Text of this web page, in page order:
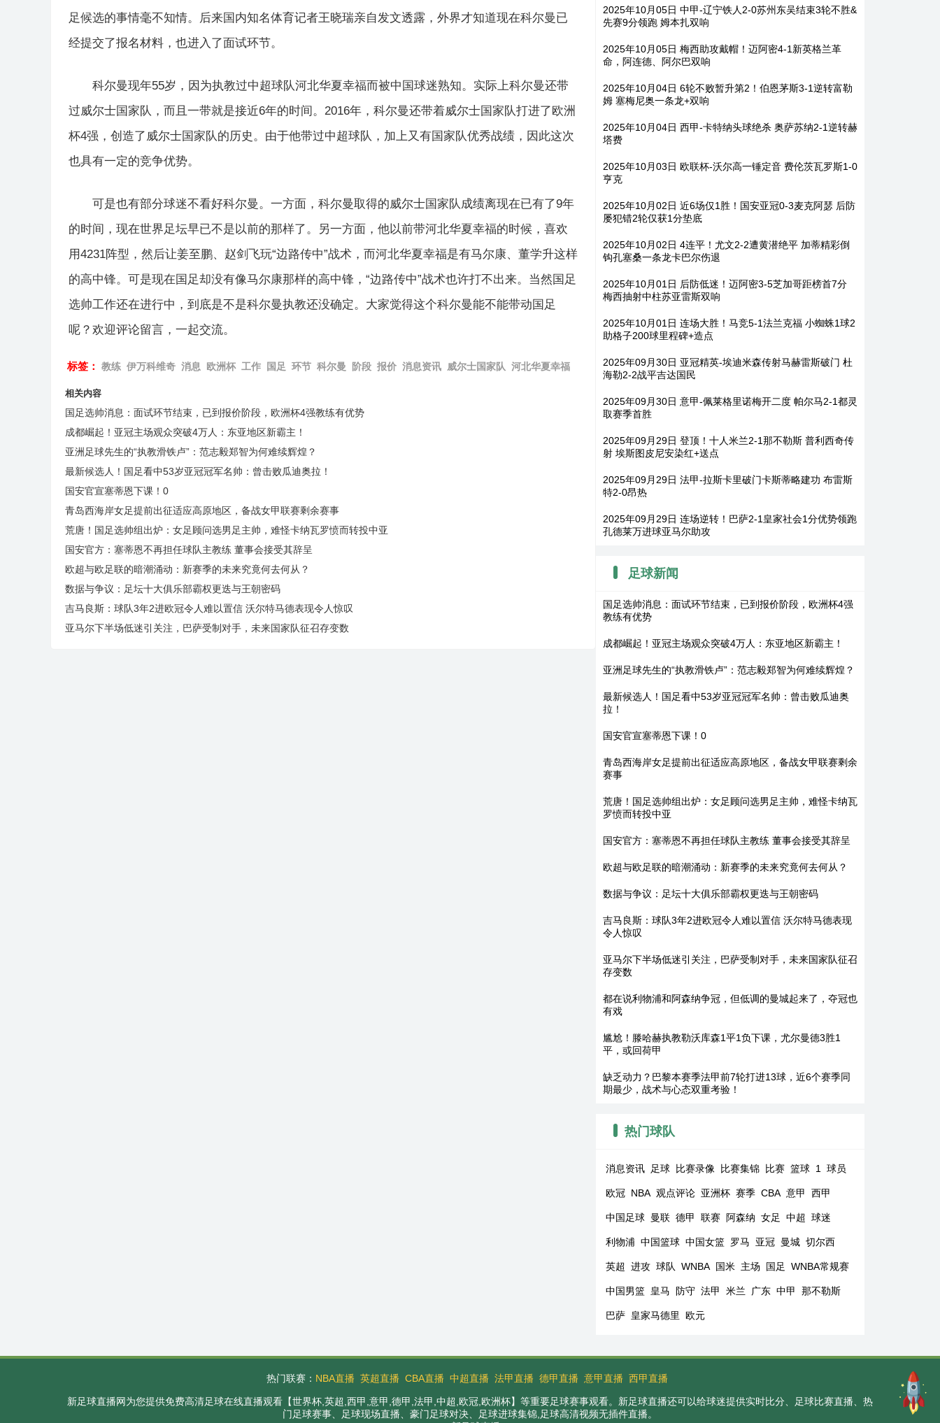
足候选的事情毫不知情。后来国内知名体育记者王晓瑞亲自发文透露，外界才知道现在科尔曼已
经提交了报名材料，也进入了面试环节。
科尔曼现年55岁，因为执教过中超球队河北华夏幸福而被中国球迷熟知。实际上科尔曼还带
过威尔士国家队，而且一带就是接近6年的时间。2016年，科尔曼还带着威尔士国家队打进了欧洲
杯4强，创造了威尔士国家队的历史。由于他带过中超球队，加上又有国家队优秀战绩，因此这次
也具有一定的竞争优势。
可是也有部分球迷不看好科尔曼。一方面，科尔曼取得的威尔士国家队成绩离现在已有了9年
的时间，现在世界足坛早已不是以前的那样了。另一方面，他以前带河北华夏幸福的时候，喜欢
用4231阵型，然后让姜至鹏、赵剑飞玩“边路传中”战术，而河北华夏幸福是有马尔康、董学升这样
的高中锋。可是现在国足却没有像马尔康那样的高中锋，“边路传中”战术也许打不出来。当然国足
选帅工作还在进行中，到底是不是科尔曼执教还没确定。大家觉得这个科尔曼能不能带动国足
呢？欢迎评论留言，一起交流。
标签： 教练 伊万科维奇 消息 欧洲杯 工作 国足 环节 科尔曼 阶段 报价 消息资讯 威尔士国家队 河北华夏幸福
相关内容
国足选帅消息：面试环节结束，已到报价阶段，欧洲杯4强教练有优势
成都崛起！亚冠主场观众突破4万人：东亚地区新霸主！
亚洲足球先生的“执教滑铁卢”：范志毅郑智为何难续辉煌？
最新候选人！国足看中53岁亚冠冠军名帅：曾击败瓜迪奥拉！
国安官宣塞蒂恩下课！0
青岛西海岸女足提前出征适应高原地区，备战女甲联赛剩余赛事
荒唐！国足选帅组出炉：女足顾问选男足主帅，难怪卡纳瓦罗愤而转投中亚
国安官方：塞蒂恩不再担任球队主教练 董事会接受其辞呈
欧超与欧足联的暗潮涌动：新赛季的未来究竟何去何从？
数据与争议：足坛十大俱乐部霸权更迭与王朝密码
吉马良斯：球队3年2进欧冠令人难以置信 沃尔特马德表现令人惊叹
亚马尔下半场低迷引关注，巴萨受制对手，未来国家队征召存变数
2025年10月05日 中甲-辽宁铁人2-0苏州东吴结束3轮不胜&
先赛9分领跑 姆本扎双响
2025年10月05日 梅西助攻戴帽！迈阿密4-1新英格兰革
命，阿连德、阿尔巴双响
2025年10月04日 6轮不败暂升第2！伯恩茅斯3-1逆转富勒
姆 塞梅尼奥一条龙+双响
2025年10月04日 西甲-卡特纳头球绝杀 奥萨苏纳2-1逆转赫
塔费
2025年10月03日 欧联杯-沃尔高一锤定音 费伦茨瓦罗斯1-0
亨克
2025年10月02日 近6场仅1胜！国安亚冠0-3麦克阿瑟 后防
屡犯错2轮仅获1分垫底
2025年10月02日 4连平！尤文2-2遭黄潜绝平 加蒂精彩倒
钩孔塞桑一条龙卡巴尔伤退
2025年10月01日 后防低迷！迈阿密3-5芝加哥距榜首7分
梅西抽射中柱苏亚雷斯双响
2025年10月01日 连场大胜！马竞5-1法兰克福 小蜘蛛1球2
助格子200球里程碑+造点
2025年09月30日 亚冠精英-埃迪米森传射马赫雷斯破门 杜
海勒2-2战平吉达国民
2025年09月30日 意甲-佩莱格里诺梅开二度 帕尔马2-1都灵
取赛季首胜
2025年09月29日 登顶！十人米兰2-1那不勒斯 普利西奇传
射 埃斯图皮尼安染红+送点
2025年09月29日 法甲-拉斯卡里破门卡斯蒂略建功 布雷斯
特2-0昂热
2025年09月29日 连场逆转！巴萨2-1皇家社会1分优势领跑
孔德莱万进球亚马尔助攻
足球新闻
国足选帅消息：面试环节结束，已到报价阶段，欧洲杯4强
教练有优势
成都崛起！亚冠主场观众突破4万人：东亚地区新霸主！
亚洲足球先生的“执教滑铁卢”：范志毅郑智为何难续辉煌？
最新候选人！国足看中53岁亚冠冠军名帅：曾击败瓜迪奥
拉！
国安官宣塞蒂恩下课！0
青岛西海岸女足提前出征适应高原地区，备战女甲联赛剩余
赛事
荒唐！国足选帅组出炉：女足顾问选男足主帅，难怪卡纳瓦
罗愤而转投中亚
国安官方：塞蒂恩不再担任球队主教练 董事会接受其辞呈
欧超与欧足联的暗潮涌动：新赛季的未来究竟何去何从？
数据与争议：足坛十大俱乐部霸权更迭与王朝密码
吉马良斯：球队3年2进欧冠令人难以置信 沃尔特马德表现
令人惊叹
亚马尔下半场低迷引关注，巴萨受制对手，未来国家队征召
存变数
都在说利物浦和阿森纳争冠，但低调的曼城起来了，夺冠也
有戏
尴尬！滕哈赫执教勒沃库森1平1负下课，尤尔曼德3胜1
平，或回荷甲
缺乏动力？巴黎本赛季法甲前7轮打进13球，近6个赛季同
期最少，战术与心态双重考验！
热门球队
消息资讯 足球 比赛录像 比赛集锦 比赛 篮球 1 球员
欧冠 NBA 观点评论 亚洲杯 赛季 CBA 意甲 西甲
中国足球 曼联 德甲 联赛 阿森纳 女足 中超 球迷
利物浦 中国篮球 中国女篮 罗马 亚冠 曼城 切尔西
英超 进攻 球队 WNBA 国米 主场 国足 WNBA常规赛
中国男篮 皇马 防守 法甲 米兰 广东 中甲 那不勒斯
巴萨 皇家马德里 欧元
热门联赛： NBA直播 英超直播 CBA直播 中超直播 法甲直播 德甲直播 意甲直播 西甲直播
新足球直播网为您提供免费高清足球在线直播观看【世界杯,英超,西甲,意甲,德甲,法甲,中超,欧冠,欧洲杯】等重要足球赛事观看。新足球直播还可以给球迷提供实时比分、足球比赛直播、热
门足球赛事、足球现场直播、豪门足球对决、足球进球集锦,足球高清视频无插件直播。